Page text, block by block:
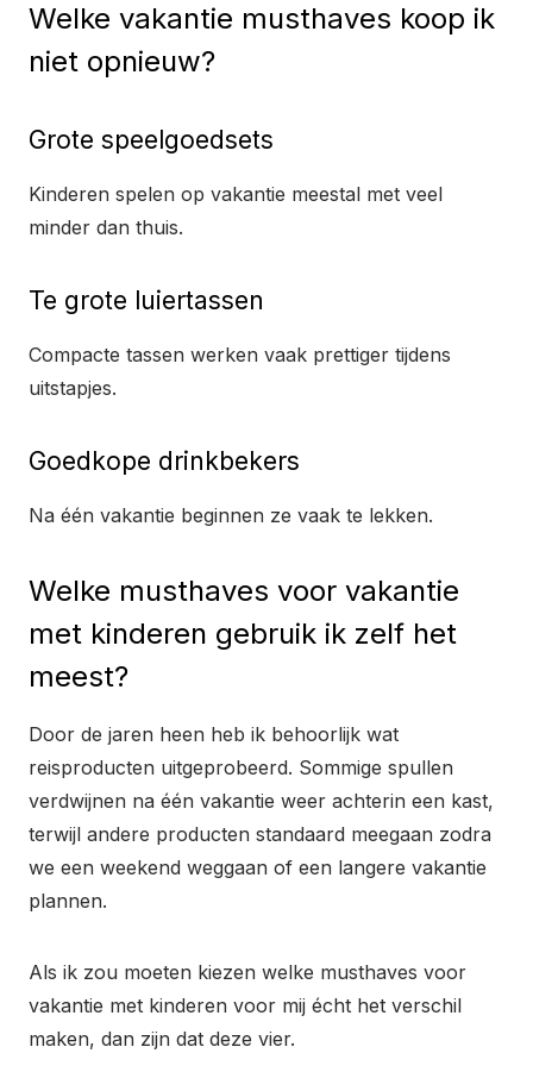
Welke vakantie musthaves koop ik
niet opnieuw?
Grote speelgoedsets
Kinderen spelen op vakantie meestal met veel
minder dan thuis.
Te grote luiertassen
Compacte tassen werken vaak prettiger tijdens
uitstapjes.
Goedkope drinkbekers
Na één vakantie beginnen ze vaak te lekken.
Welke musthaves voor vakantie
met kinderen gebruik ik zelf het
meest?
Door de jaren heen heb ik behoorlijk wat
reisproducten uitgeprobeerd. Sommige spullen
verdwijnen na één vakantie weer achterin een kast,
terwijl andere producten standaard meegaan zodra
we een weekend weggaan of een langere vakantie
plannen.
Als ik zou moeten kiezen welke musthaves voor
vakantie met kinderen voor mij écht het verschil
maken, dan zijn dat deze vier.